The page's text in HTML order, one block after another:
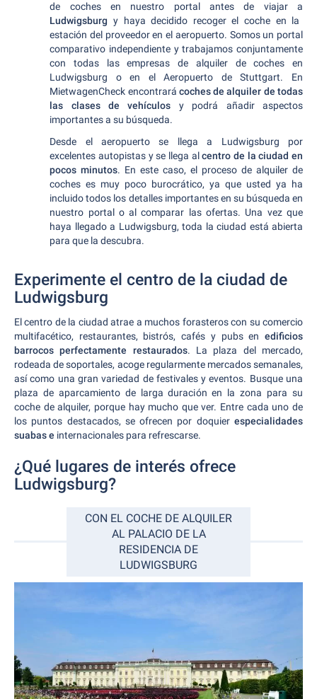
de coches en nuestro portal antes de viajar a
Ludwigsburg y haya decidido recoger el coche en la
estación del proveedor en el aeropuerto. Somos un portal
comparativo independiente y trabajamos conjuntamente
con todas las empresas de alquiler de coches en
Ludwigsburg o en el Aeropuerto de Stuttgart. En
MietwagenCheck encontrará coches de alquiler de todas
las clases de vehículos y podrá añadir aspectos
importantes a su búsqueda.
Desde el aeropuerto se llega a Ludwigsburg por
excelentes autopistas y se llega alcentro de la ciudad en
pocos minutos. En este caso, el proceso de alquiler de
coches es muy poco burocrático, ya que usted ya ha
incluido todos los detalles importantes en su búsqueda en
nuestro portal o al comparar las ofertas. Una vez que
haya llegado a Ludwigsburg, toda la ciudad está abierta
para que la descubra.
Experimente el centro de la ciudad de
Ludwigsburg
El centro de la ciudad atrae a muchos forasteros con su comercio
multifacético, restaurantes, bistrós, cafés y pubs en edificios
barrocos perfectamente restaurados. La plaza del mercado,
rodeada de soportales, acoge regularmente mercados semanales,
así como una gran variedad de festivales y eventos. Busque una
plaza de aparcamiento de larga duración en la zona para su
coche de alquiler, porque hay mucho que ver. Entre cada uno de
los puntos destacados, se ofrecen por doquier especialidades
suabas e internacionales para refrescarse.
¿Qué lugares de interés ofrece
Ludwigsburg?
CON EL COCHE DE ALQUILER
AL PALACIO DE LA
RESIDENCIA DE
LUDWIGSBURG